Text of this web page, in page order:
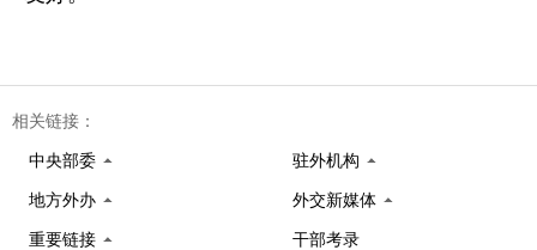
相关链接：
中央部委 驻外机构
地方外办 外交新媒体
重要链接 干部考录